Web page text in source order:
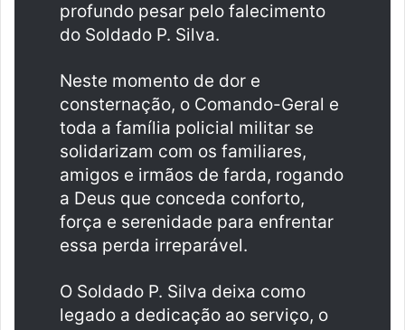
profundo pesar pelo falecimento
do Soldado P. Silva.
Neste momento de dor e
consternação, o Comando-Geral e
toda a família policial militar se
solidarizam com os familiares,
amigos e irmãos de farda, rogando
a Deus que conceda conforto,
força e serenidade para enfrentar
essa perda irreparável.
O Soldado P. Silva deixa como
legado a dedicação ao serviço, o